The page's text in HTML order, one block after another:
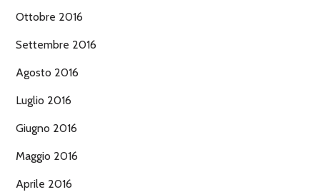
Ottobre 2016
Settembre 2016
Agosto 2016
Luglio 2016
Giugno 2016
Maggio 2016
Aprile 2016